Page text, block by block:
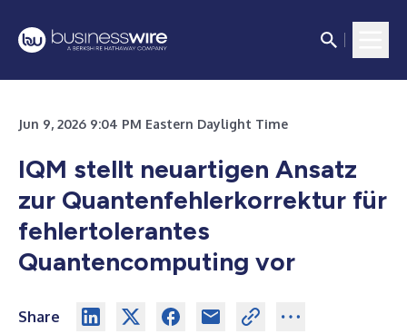
Jun 9, 2026 9:04 PM Eastern Daylight Time
IQM stellt neuartigen Ansatz
zur Quantenfehlerkorrektur für
fehlertolerantes
Quantencomputing vor
Share